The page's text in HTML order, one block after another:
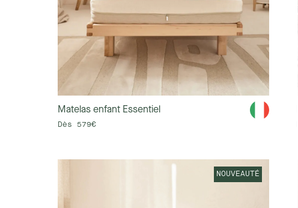
Matelas enfant Essentiel
Dès 579€
NOUVEAUTÉ